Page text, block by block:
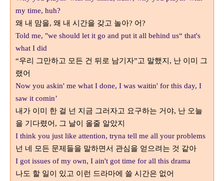
my time, huh?
왜 내 맘을, 왜 내 시간을 갖고 놀아? 어?
Told me, "we should let it go and put it all behind us“ that's
what I did
“우리 그만하고 모든 건 뒤로 남기자”고 말했지, 난 이미 그
랬어
Now you askin' me what I done, I was waitin' for this day, I
saw it comin’
내가 이미 한 걸 넌 지금 그러자고 요구하는 거야, 난 오늘
을 기다렸어, 그 날이 올줄 알았지
I think you just like attention, tryna tell me all your problems
넌 네 모든 문제들을 말하면서 관심을 얻으려는 것 같아
I got issues of my own, I ain't got time for all this drama
나도 할 일이 있고 이런 드라마에 쓸 시간은 없어